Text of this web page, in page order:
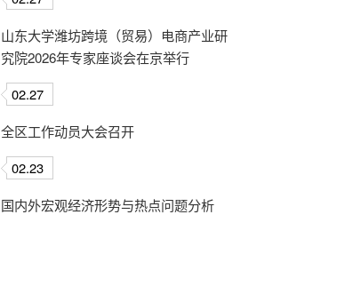
山东大学潍坊跨境（贸易）电商产业研
究院2026年专家座谈会在京举行
02.27
全区工作动员大会召开
02.23
国内外宏观经济形势与热点问题分析